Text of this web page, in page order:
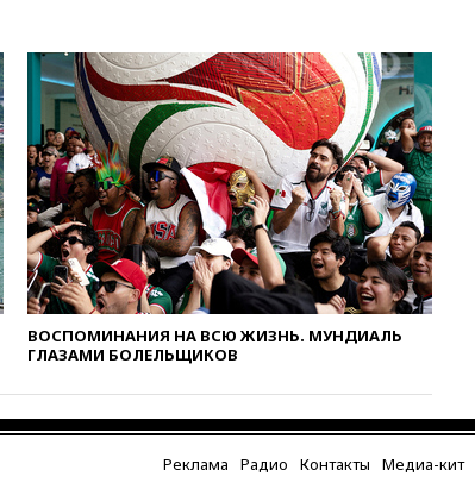
Белгородскую область
вчера, 17:48Bloomberg:
авиакомпании США обязали
проверить самолеты Boeing на
наличие трещин
вчера, 17:35В Казани
пятилетний ребенок погиб при
падении из окна десятого
этажа
вчера, 17:17Bloomberg:
киберкомандование США
расследует серию
самоубийств своих служащих
вчера, 17:00Сняты
ограничения на полеты в
аэропорту Геленджика
вчера, 16:50В Братиславе
ВОСПОМИНАНИЯ НА ВСЮ ЖИЗНЬ. МУНДИАЛЬ
ГЛАЗАМИ БОЛЕЛЬЩИКОВ
Реклама Радио Контакты Медиа-кит